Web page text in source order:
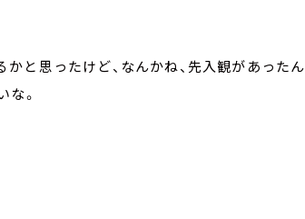
と思ったけど、なんかね、先入観があったん
な。